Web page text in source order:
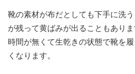
靴の素材が布だとしても下手に洗
が残って黄ばみが出ることもありま
時間が無くて生乾きの状態で靴を
くなります。